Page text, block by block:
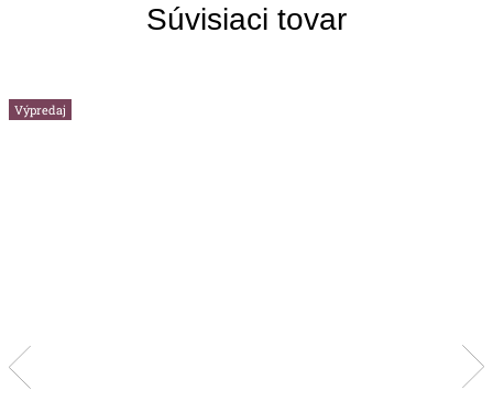
Súvisiaci tovar
Výpredaj